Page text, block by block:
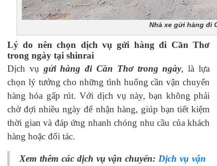
Nhà xe gửi hàng đi
Lý do nên chọn dịch vụ gửi hàng đi Cần Thơ
trong ngày tại shinrai
Dịch vụ gửi hàng đi Cần Thơ trong ngày, là lựa
chọn lý tưởng cho những tình huống cần vận chuyển
hàng hóa gấp rút. Với dịch vụ này, bạn không phải
chờ đợi nhiều ngày để nhận hàng, giúp bạn tiết kiệm
thời gian và đáp ứng nhanh chóng nhu cầu của khách
hàng hoặc đối tác.
Xem thêm các dịch vụ vận chuyển: Dịch vụ vận